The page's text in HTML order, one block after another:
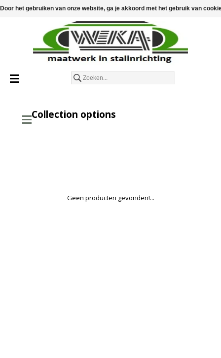
€0,00
€
Collection options
Geen producten gevonden!...
Door het gebruiken van onze website, ga je akkoord met het gebruik van